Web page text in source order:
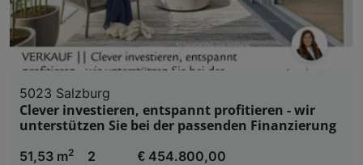
5023 Salzburg
Clever investieren, entspannt profitieren - wir
unterstützen Sie bei der passenden Finanzierung
51,53 m2
2 € 454.800,00